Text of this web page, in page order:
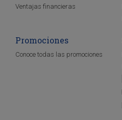
Ventajas financieras
Promociones
Conoce todas las promociones